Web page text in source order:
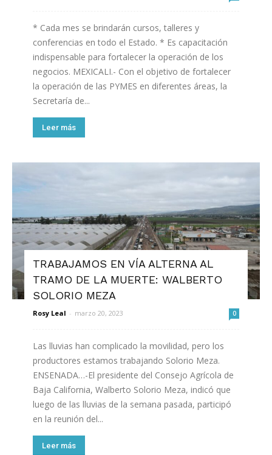
* Cada mes se brindarán cursos, talleres y
conferencias en todo el Estado. * Es capacitación
indispensable para fortalecer la operación de los
negocios. MEXICALI.- Con el objetivo de fortalecer
la operación de las PYMES en diferentes áreas, la
Secretaría de...
Leer más
TRABAJAMOS EN VÍA ALTERNA AL
TRAMO DE LA MUERTE: WALBERTO
SOLORIO MEZA
Rosy Leal - marzo 20, 2023 0
Las lluvias han complicado la movilidad, pero los
productores estamos trabajando Solorio Meza.
ENSENADA…-El presidente del Consejo Agrícola de
Baja California, Walberto Solorio Meza, indicó que
luego de las lluvias de la semana pasada, participó
en la reunión del...
Leer más